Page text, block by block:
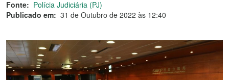
Fonte: Polícia Judiciária (PJ)
Publicado em: 31 de Outubro de 2022 às 12:40